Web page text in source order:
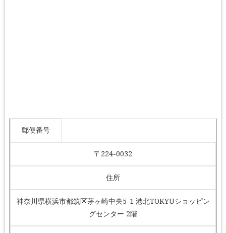
郵便番号
〒224-0032
住所
神奈川県横浜市都筑区茅ヶ崎中央5-1 港北TOKYUショッピン
グセンター 2階